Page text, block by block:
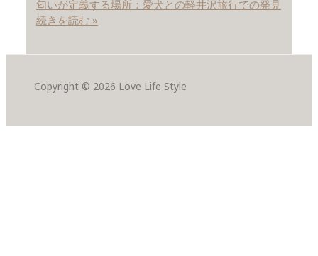
匂いが定義する場所：愛犬との軽井沢旅行での発見
続きを読む »
Copyright © 2026 Love Life Style